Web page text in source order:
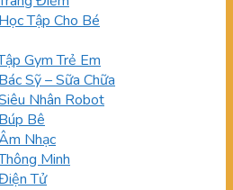
Tập Cho Bé
Gym Trẻ Em
Sỹ – Sữa Chữa
Nhân Robot
Bê
Nhạc
Minh
Tử